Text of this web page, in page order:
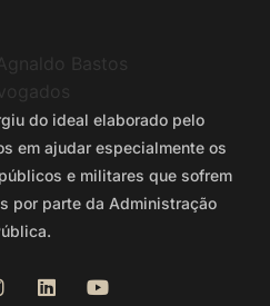
do ideal elaborado pelo
em ajudar especialmente os
e militares que sofrem
por parte da Administração